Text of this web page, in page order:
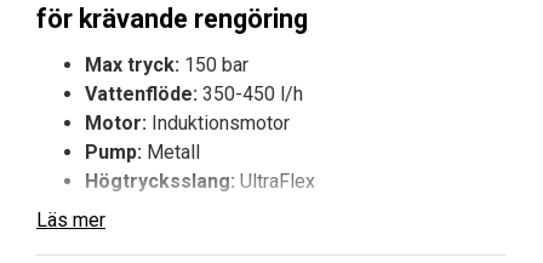
för krävande rengöring
Max tryck: 150 bar
Vattenflöde: 350-450 l/h
Motor: Induktionsmotor
Pump: Metall
Högtrycksslang: UltraFlex
Husqvarna PW 350 är en robust högtryckstvätt för
Läs mer